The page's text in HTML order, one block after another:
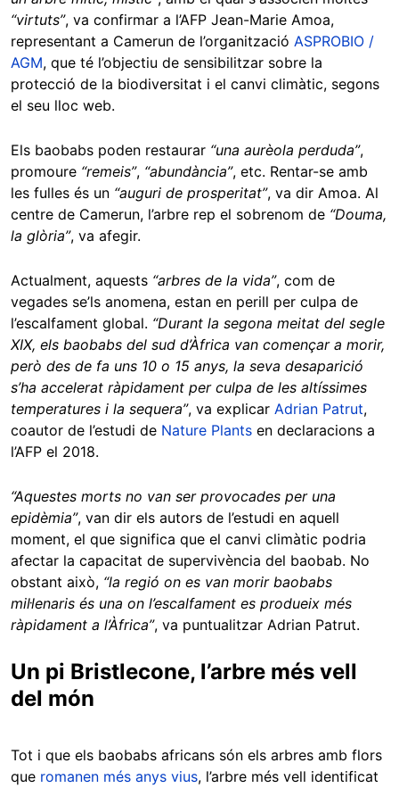
“virtuts”, va confirmar a l’AFP Jean-Marie Amoa,
representant a Camerun de l’organització ASPROBIO /
AGM, que té l’objectiu de sensibilitzar sobre la
protecció de la biodiversitat i el canvi climàtic, segons
el seu lloc web.
Els baobabs poden restaurar “una aurèola perduda”,
promoure “remeis”, “abundància”, etc. Rentar-se amb
les fulles és un “auguri de prosperitat”, va dir Amoa. Al
centre de Camerun, l’arbre rep el sobrenom de “Douma,
la glòria”, va afegir.
Actualment, aquests “arbres de la vida”, com de
vegades se’ls anomena, estan en perill per culpa de
l’escalfament global. “Durant la segona meitat del segle
XIX, els baobabs del sud d’Àfrica van començar a morir,
però des de fa uns 10 o 15 anys, la seva desaparició
s’ha accelerat ràpidament per culpa de les altíssimes
temperatures i la sequera”, va explicar Adrian Patrut,
coautor de l’estudi de Nature Plants en declaracions a
l’AFP el 2018.
“Aquestes morts no van ser provocades per una
epidèmia”, van dir els autors de l’estudi en aquell
moment, el que significa que el canvi climàtic podria
afectar la capacitat de supervivència del baobab. No
obstant això, “la regió on es van morir baobabs
mil·lenaris és una on l’escalfament es produeix més
ràpidament a l’Àfrica”, va puntualitzar Adrian Patrut.
Un pi Bristlecone, l’arbre més vell
del món
Tot i que els baobabs africans són els arbres amb flors
que romanen més anys vius, l’arbre més vell identificat